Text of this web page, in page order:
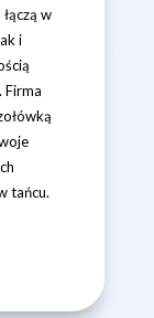
w
i
Firma
tańcu.